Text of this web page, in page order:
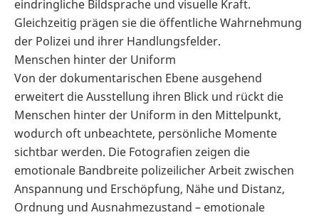
eindringliche Bildsprache und visuelle Kraft.
Gleichzeitig prägen sie die öffentliche Wahrnehmung
der Polizei und ihrer Handlungsfelder.
Menschen hinter der Uniform
Von der dokumentarischen Ebene ausgehend
erweitert die Ausstellung ihren Blick und rückt die
Menschen hinter der Uniform in den Mittelpunkt,
wodurch oft unbeachtete, persönliche Momente
sichtbar werden. Die Fotografien zeigen die
emotionale Bandbreite polizeilicher Arbeit zwischen
Anspannung und Erschöpfung, Nähe und Distanz,
Ordnung und Ausnahmezustand – emotionale